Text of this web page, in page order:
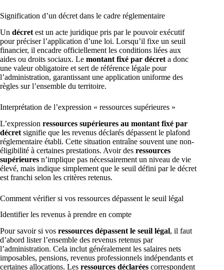
Signification d’un décret dans le cadre réglementaire
Un décret est un acte juridique pris par le pouvoir exécutif
pour préciser l’application d’une loi. Lorsqu’il fixe un seuil
financier, il encadre officiellement les conditions liées aux
aides ou droits sociaux. Le montant fixé par décret a donc
une valeur obligatoire et sert de référence légale pour
l’administration, garantissant une application uniforme des
règles sur l’ensemble du territoire.
Interprétation de l’expression « ressources supérieures »
L’expression ressources supérieures au montant fixé par
décret signifie que les revenus déclarés dépassent le plafond
réglementaire établi. Cette situation entraîne souvent une non-
éligibilité à certaines prestations. Avoir des ressources
supérieures n’implique pas nécessairement un niveau de vie
élevé, mais indique simplement que le seuil défini par le décret
est franchi selon les critères retenus.
Comment vérifier si vos ressources dépassent le seuil légal
Identifier les revenus à prendre en compte
Pour savoir si vos ressources dépassent le seuil légal, il faut
d’abord lister l’ensemble des revenus retenus par
l’administration. Cela inclut généralement les salaires nets
imposables, pensions, revenus professionnels indépendants et
certaines allocations. Les ressources déclarées correspondent